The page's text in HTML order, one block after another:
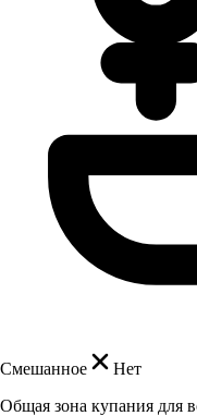
Смешанное
Нет
Общая зона купания для